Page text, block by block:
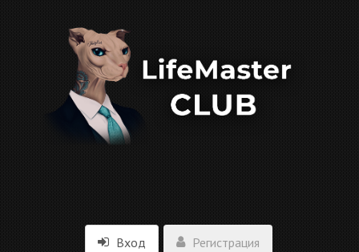
Вход Регистрация